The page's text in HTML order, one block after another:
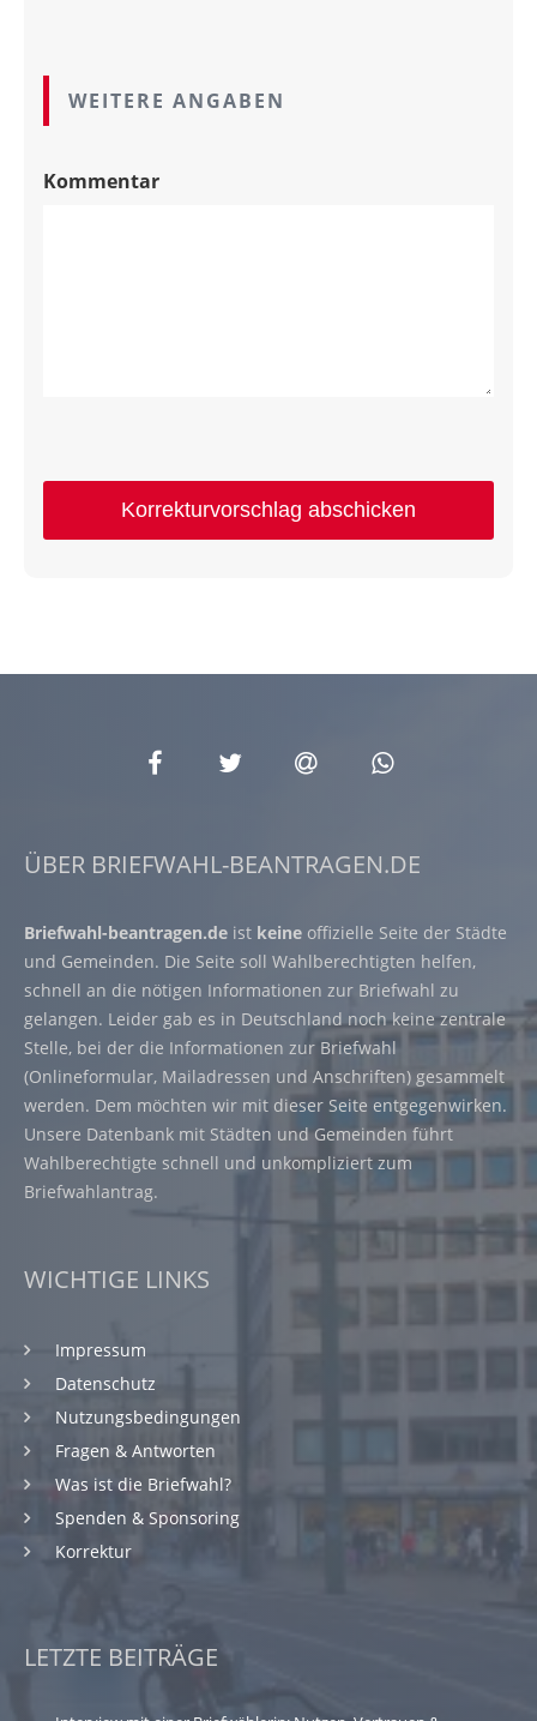
WEITERE ANGABEN
Kommentar
Korrekturvorschlag abschicken
ÜBER BRIEFWAHL-BEANTRAGEN.DE
Briefwahl-beantragen.de ist keine offizielle Seite der Städte
und Gemeinden. Die Seite soll Wahlberechtigten helfen,
schnell an die nötigen Informationen zur Briefwahl zu
gelangen. Leider gab es in Deutschland noch keine zentrale
Stelle, bei der die Informationen zur Briefwahl
(Onlineformular, Mailadressen und Anschriften) gesammelt
werden. Dem möchten wir mit dieser Seite entgegenwirken.
Unsere Datenbank mit Städten und Gemeinden führt
Wahlberechtigte schnell und unkompliziert zum
Briefwahlantrag.
WICHTIGE LINKS
Impressum
Datenschutz
Nutzungsbedingungen
Fragen & Antworten
Was ist die Briefwahl?
Spenden & Sponsoring
Korrektur
LETZTE BEITRÄGE